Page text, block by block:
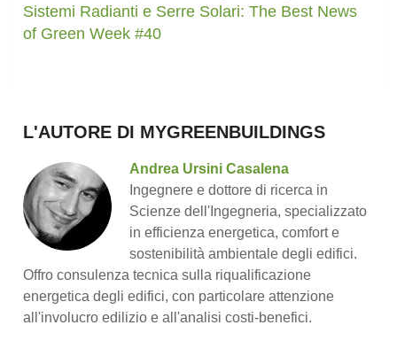
Sistemi Radianti e Serre Solari: The Best News
of Green Week #40
L'AUTORE DI MYGREENBUILDINGS
Andrea Ursini Casalena
Ingegnere e dottore di ricerca in
Scienze dell'Ingegneria, specializzato
in efficienza energetica, comfort e
sostenibilità ambientale degli edifici.
Offro consulenza tecnica sulla riqualificazione
energetica degli edifici, con particolare attenzione
all'involucro edilizio e all'analisi costi-benefici.